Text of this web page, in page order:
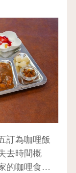
訂為咖哩飯
去時間概
的咖哩食